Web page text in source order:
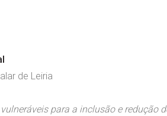
de Leiria
para a inclusão e redução